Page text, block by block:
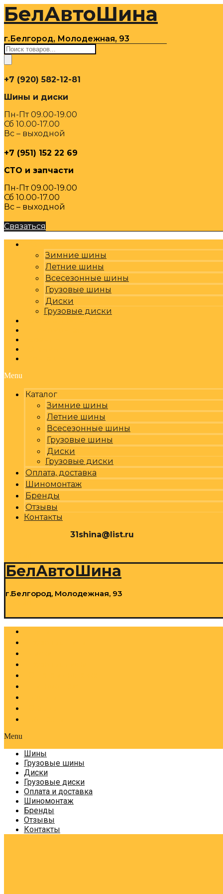
Перейти
содержимому
БелАвтоШина
г.Белгород, Молодежная, 93
Поиск
товаров
+7 (920) 582-12-81
Шины и диски
Пн-Пт 09.00-19.00
Сб 10.00-17.00
Вс – выходной
+7 (951) 152 22 69
СТО и запчасти
Пн-Пт 09.00-19.00
Сб 10.00-17.00
Вс – выходной
Связаться
Зимние шины
Летние шины
Всесезонные шины
Грузовые шины
Диски
Грузовые диски
Menu
Каталог
Зимние шины
Летние шины
Всесезонные шины
Грузовые шины
Диски
Грузовые диски
Оплата, доставка
Шиномонтаж
Бренды
Отзывы
Контакты
31shina@list.ru
БелАвтоШина
г.Белгород, Молодежная, 93
Menu
Шины
Грузовые шины
Диски
Грузовые диски
Оплата и доставка
Шиномонтаж
Бренды
Отзывы
Контакты